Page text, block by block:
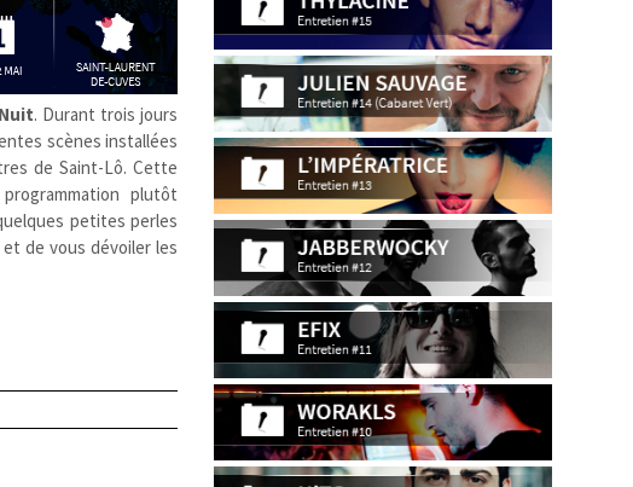
. Durant trois jours
scènes installées
de Saint-Lô. Cette
plutôt
petites perles
de vous dévoiler les